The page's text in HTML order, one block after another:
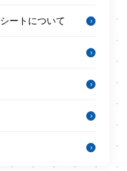
ートについて